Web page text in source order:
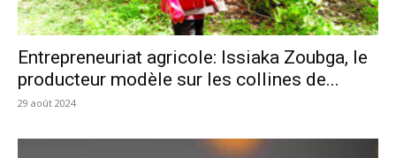
Entrepreneuriat agricole: Issiaka Zoubga, le
producteur modèle sur les collines de...
29 août 2024